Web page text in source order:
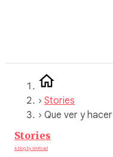
› Stories
› Que ver y hacer
Stories
A blog by WeRoad